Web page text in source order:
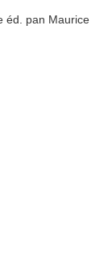
éd. pan Maurice